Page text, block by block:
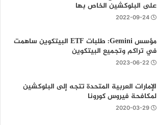
على البلوكشين الخاص بها
2022-09-24
مؤسس Gemini: طلبات ETF البيتكوين ساهمت
في تراكم وتجميع البيتكوين
2023-06-22
الإمارات العربية المتحدة تتجه إلى البلوكشين
لمكافحة فيروس كورونا
2020-03-29